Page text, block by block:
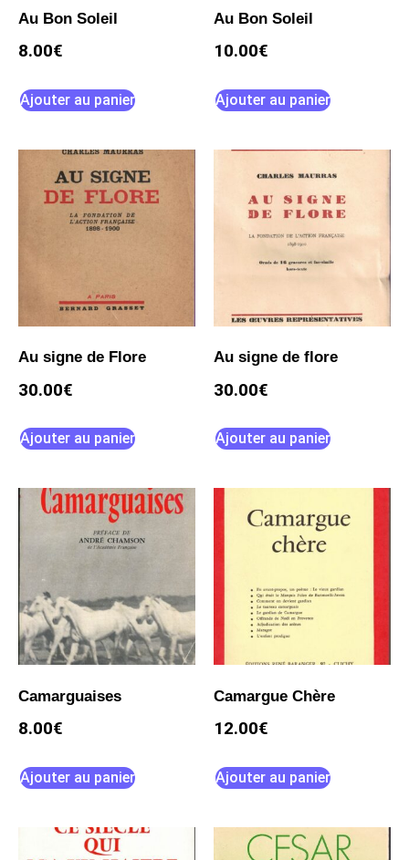
Au Bon Soleil
8.00€
Ajouter au panier
Au Bon Soleil
10.00€
Ajouter au panier
Au signe de Flore
30.00€
Ajouter au panier
Au signe de flore
30.00€
Ajouter au panier
Camarguaises
8.00€
Ajouter au panier
Camargue Chère
12.00€
Ajouter au panier